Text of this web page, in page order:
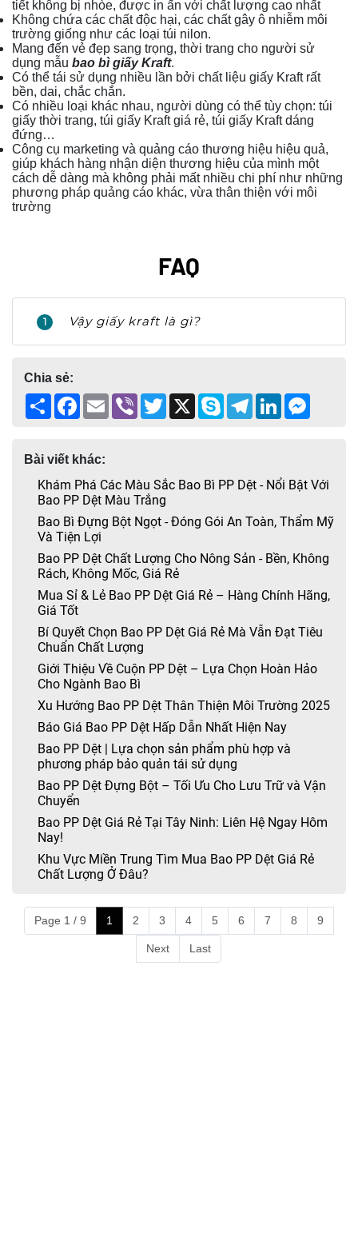
tiết không bị nhòe, được in ấn với chất lượng cao nhất
Không chứa các chất độc hại, các chất gây ô nhiễm môi
trường giống như các loại túi nilon.
Mang đến vẻ đẹp sang trọng, thời trang cho người sử
dụng mẫu bao bì giấy Kraft.
Có thể tái sử dụng nhiều lần bởi chất liệu giấy Kraft rất
bền, dai, chắc chắn.
Có nhiều loại khác nhau, người dùng có thể tùy chọn: túi
giấy thời trang, túi giấy Kraft giá rẻ, túi giấy Kraft dáng
đứng…
Công cụ marketing và quảng cáo thương hiệu hiệu quả,
giúp khách hàng nhận diện thương hiệu của mình một
cách dễ dàng mà không phải mất nhiều chi phí như những
phương pháp quảng cáo khác, vừa thân thiện với môi
trường
FAQ
1 Vậy giấy kraft là gì?
Chia sẻ:
ShareFacebook
EmailViber Twitter
X SkypeTelegramLinkedIn
Bài viết khác:
Khám Phá Các Màu Sắc Bao Bì PP Dệt - Nổi Bật Với
Bao PP Dệt Màu Trắng
Bao Bì Đựng Bột Ngọt - Đóng Gói An Toàn, Thẩm Mỹ
Và Tiện Lợi
Bao PP Dệt Chất Lượng Cho Nông Sản - Bền, Không
Rách, Không Mốc, Giá Rẻ
Mua Sỉ & Lẻ Bao PP Dệt Giá Rẻ – Hàng Chính Hãng,
Giá Tốt
Bí Quyết Chọn Bao PP Dệt Giá Rẻ Mà Vẫn Đạt Tiêu
Chuẩn Chất Lượng
Giới Thiệu Về Cuộn PP Dệt – Lựa Chọn Hoàn Hảo
Cho Ngành Bao Bì
Xu Hướng Bao PP Dệt Thân Thiện Môi Trường 2025
Báo Giá Bao PP Dệt Hấp Dẫn Nhất Hiện Nay
Bao PP Dệt | Lựa chọn sản phẩm phù hợp và
phương pháp bảo quản tái sử dụng
Bao PP Dệt Đựng Bột – Tối Ưu Cho Lưu Trữ và Vận
Chuyển
Bao PP Dệt Giá Rẻ Tại Tây Ninh: Liên Hệ Ngay Hôm
Nay!
Khu Vực Miền Trung Tìm Mua Bao PP Dệt Giá Rẻ
Chất Lượng Ở Đâu?
Page 1 / 9 1 2 3 4 5 6 7 8 9
Next Last